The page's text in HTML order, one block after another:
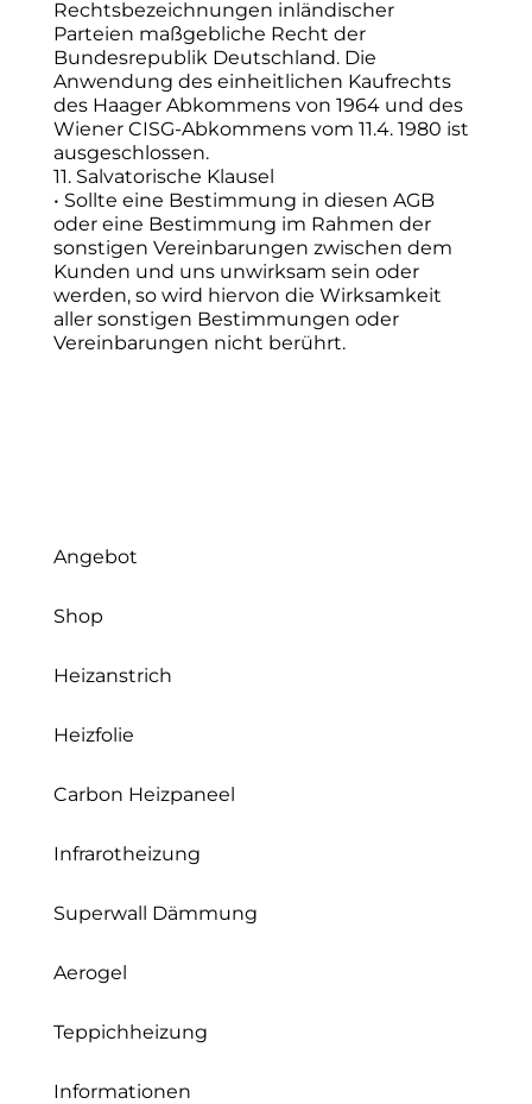
Rechtsbezeichnungen inländischer
Parteien maßgebliche Recht der
Bundesrepublik Deutschland. Die
Anwendung des einheitlichen Kaufrechts
des Haager Abkommens von 1964 und des
Wiener CISG-Abkommens vom 11.4. 1980 ist
ausgeschlossen.
11. Salvatorische Klausel
• Sollte eine Bestimmung in diesen AGB
oder eine Bestimmung im Rahmen der
sonstigen Vereinbarungen zwischen dem
Kunden und uns unwirksam sein oder
werden, so wird hiervon die Wirksamkeit
aller sonstigen Bestimmungen oder
Vereinbarungen nicht berührt.
Angebot
Shop
Heizanstrich
Heizfolie
Carbon Heizpaneel
Infrarotheizung
Superwall Dämmung
Aerogel
Teppichheizung
Informationen